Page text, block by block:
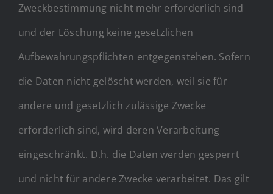
Zweckbestimmung nicht mehr erforderlich sind
und der Löschung keine gesetzlichen
Aufbewahrungspflichten entgegenstehen. Sofern
die Daten nicht gelöscht werden, weil sie für
andere und gesetzlich zulässige Zwecke
erforderlich sind, wird deren Verarbeitung
eingeschränkt. D.h. die Daten werden gesperrt
und nicht für andere Zwecke verarbeitet. Das gilt